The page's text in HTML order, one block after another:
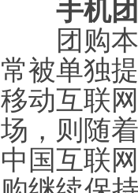
手机团
团购本
常被单独
移动互联
场，则随
中国互联